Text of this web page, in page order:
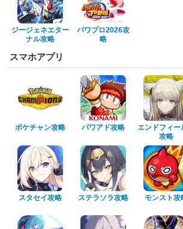
ジージェネエター
ナル攻略
パワプロ2026攻
略
スマホアプリ
ポケチャン攻略 パワアド攻略
エンドフィー
攻略
スタセイ攻略 ステラソラ攻略 モンスト攻